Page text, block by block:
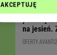
Ten
polskiej
na jesień.
OFERTY
AKCEPTUJĘ